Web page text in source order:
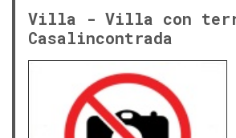
Villa - Villa con
Casalincontrada